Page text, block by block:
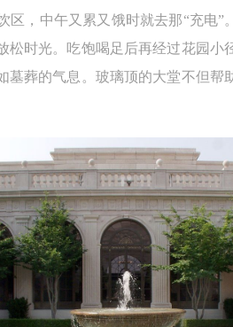
，中午又累又饿时就去那“充电
松时光。吃饱喝足后再经过花园
墓葬的气息。玻璃顶的大堂不但
正、自愿参加与退出、风险与责任自负
必要的风险意识。
员应该是成年人（具有完全民事行为能
必须在成年人的陪同下参观。
此次活动期间的人身安全责任自负。鼓励
动中一旦出现事故，活动中任何非事故当
正、自愿参加与退出、风险与责任自负
必要的风险意识。
员应该是成年人（具有完全民事行为能
必须在成年人的陪同下参观。
此次活动期间的人身安全责任自负。鼓励
动中一旦出现事故，活动中任何非事故当
正、自愿参加与退出、风险与责任自负
必要的风险意识。
员应该是成年人（具有完全民事行为能
必须在成年人的陪同下参观。
此次活动期间的人身安全责任自负。鼓励
动中一旦出现事故，活动中任何非事故当